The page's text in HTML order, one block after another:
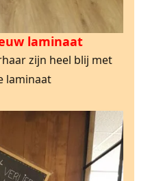
laminaat
zijn heel blij met
laminaat